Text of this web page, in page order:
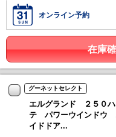
オンライン予約
在庫
グーネットセレクト
エルグランド ２５０
テ パワーウインドウ
イドドア...